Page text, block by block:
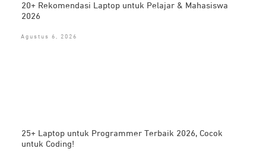
20+ Rekomendasi Laptop untuk Pelajar & Mahasiswa
2026
Agustus 6, 2026
25+ Laptop untuk Programmer Terbaik 2026, Cocok
untuk Coding!